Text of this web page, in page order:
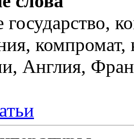
государство,
Англия,